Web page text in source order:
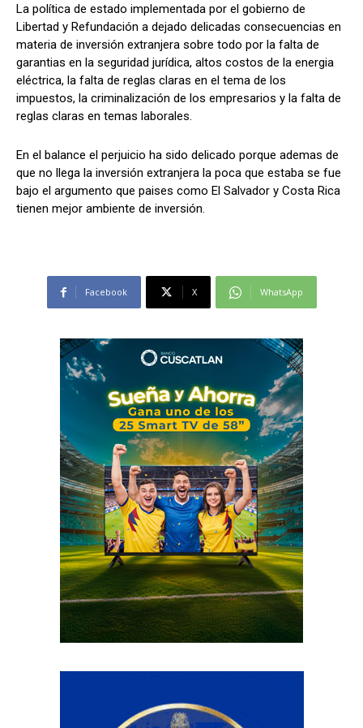
Comparta
Facebook X WhatsApp
Comparta
Facebook X WhatsApp
La política de estado implementada por el gobierno de
Libertad y Refundación a dejado delicadas consecuencias en
materia de inversión extranjera sobre todo por la falta de
garantias en la seguridad jurídica, altos costos de la energia
eléctrica, la falta de reglas claras en el tema de los
impuestos, la criminalización de los empresarios y la falta de
reglas claras en temas laborales.
En el balance el perjuicio ha sido delicado porque ademas de
que no llega la inversión extranjera la poca que estaba se fue
bajo el argumento que paises como El Salvador y Costa Rica
tienen mejor ambiente de inversión.
Facebook X WhatsApp